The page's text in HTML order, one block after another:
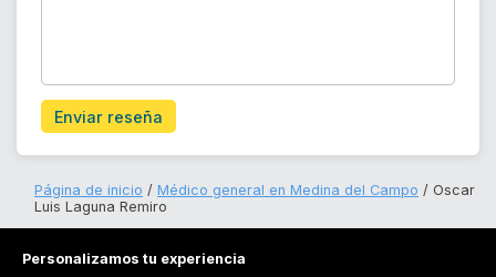
Enviar reseña
Página de inicio Médico general en Medina del Campo
Oscar
Luis Laguna Remiro
Personalizamos tu experiencia